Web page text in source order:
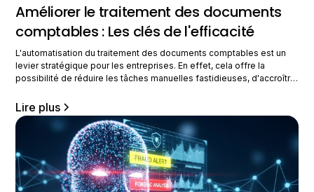
Améliorer le traitement des documents
comptables : Les clés de l'efficacité
L'automatisation du traitement des documents comptables est un
levier stratégique pour les entreprises. En effet, cela offre la
possibilité de réduire les tâches manuelles fastidieuses, d'accroître
comptables. Cette transition vers l'automatisation, lorsqu'elle est
bien mise en œuvre, peut vous aider. Cela permet de générer un
Lire plus